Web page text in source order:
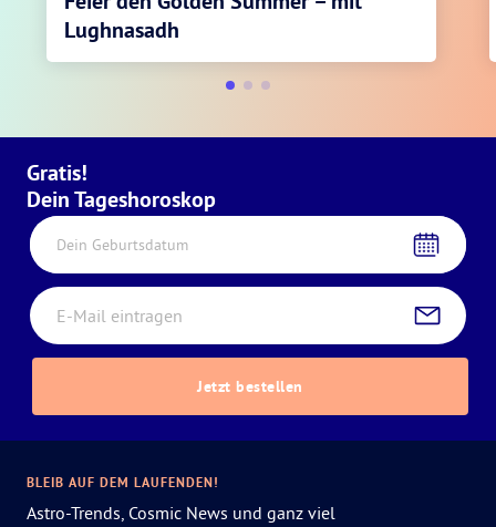
Lughnasadh
Gratis!
Dein Tageshoroskop
Dein Geburtsdatum
Jetzt bestellen
BLEIB AUF DEM LAUFENDEN!
Astro-Trends, Cosmic News und ganz viel